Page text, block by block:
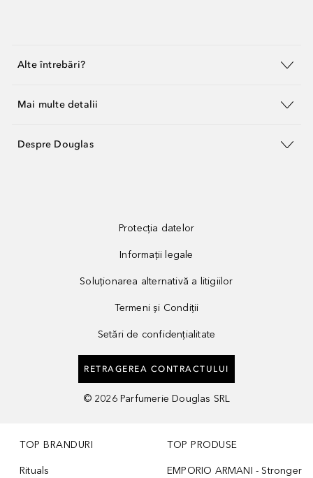
Alte întrebări?
Mai multe detalii
Despre Douglas
Protecția datelor
Informații legale
Soluționarea alternativă a litigiilor
Termeni și Condiții
Setări de confidențialitate
RETRAGEREA CONTRACTULUI
© 2026 Parfumerie Douglas SRL
TOP BRANDURI
Rituals
TOP PRODUSE
EMPORIO ARMANI - Stronger